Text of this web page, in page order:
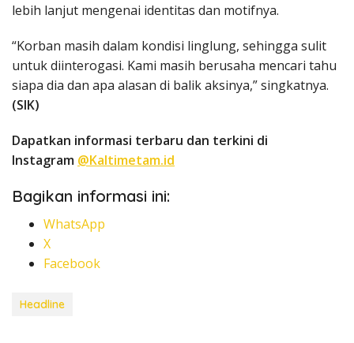
lebih lanjut mengenai identitas dan motifnya.
“Korban masih dalam kondisi linglung, sehingga sulit
untuk diinterogasi. Kami masih berusaha mencari tahu
siapa dia dan apa alasan di balik aksinya,” singkatnya.
(SIK)
Dapatkan informasi terbaru dan terkini di
Instagram @Kaltimetam.id
Bagikan informasi ini:
WhatsApp
X
Facebook
Headline